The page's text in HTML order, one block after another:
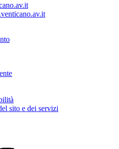
sito e dei servizi